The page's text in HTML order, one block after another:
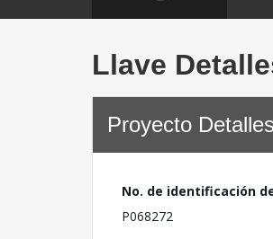
Llave
Proyecto Detalles
No. de identificación
P068272